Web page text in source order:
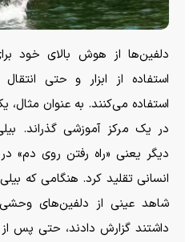
دلفین‌ها از هوش بالای خود
استفاده از ابزار و حتی
استفاده می‌کنند. به عنوان مثال،
در یک مرکز آموزشی گذراند.
دیگر یعنی «راه رفتن روی دم»
انسانی تقلید کرد. هنگامی که
شاهد عینی از دلفین‌های وحشی
داشتند گزارش دادند، حتی پس